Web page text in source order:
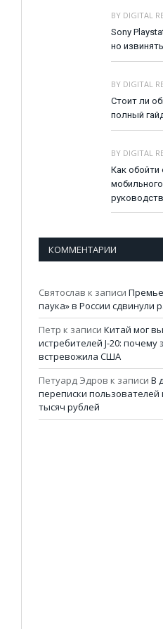
BY DIGITAL
Sony
но
BY DIGITAL
Стоит ли
полный
BY DIGITAL
Как обойти
КОММЕНТАРИИ
Святослав к записи
паука» в России сдвинули
Петр к записи Китай мог
истребителей J-20: почему
встревожила США
Петуард Эдров к записи В
переписки пользователей
тысяч рублей